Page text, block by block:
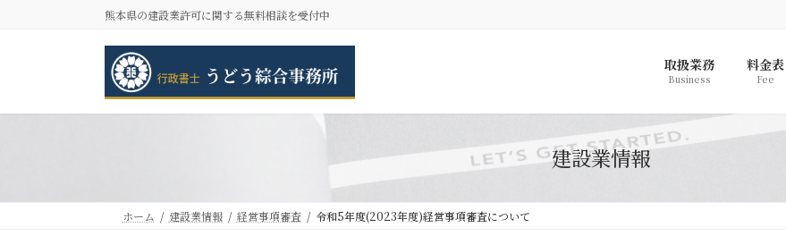
へ
ョ
熊本県の建設業許可に関する無料相談を受付中
取扱業務
Business
料金表
Fee
建設業情報
ホーム 建設業情報 経営事項審査 令和5年度(2023年度)経営事項審査について